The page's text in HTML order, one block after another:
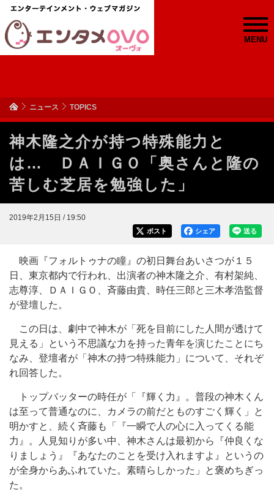
MENU
ニュース TOPICS
神木隆之介が持つ特殊能力と
は… ＤＡＩＧＯ「奥さんと隆の
苦しむ芝居を勉強した」
2019年2月15日 / 19:50
送る
シェア
ポスト
映画『フォルトゥナの瞳』の初日舞台あいさつが１５
日、東京都内で行われ、出演者の神木隆之介、有村架純、
志尊淳、ＤＡＩＧＯ、斉藤由貴、時任三郎と三木孝浩監督
が登壇した。
この日は、劇中で神木が「死を目前にした人間が透けて
見える」という不思議な力を持った青年を演じたことにち
なみ、登壇者が「神木の持つ特殊能力」について、それぞ
れ回答した。
トップバッターの時任が「『輝く力』。普段の神木くん
は至って普通なのに、カメラの前だとものすごく輝く」と
明かすと、続く斉藤も「『一瞬で人の心に入ってくる能
力』。人見知りが多い中、神木さんは最初から『仲良くな
りましょう』『あなたのことを受け入れますよ』というの
が全身からあふれていた。素晴らしかった」と褒めちぎっ
た。